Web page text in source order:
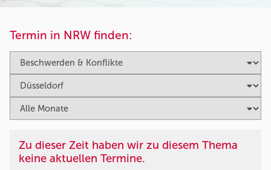
Termin in NRW finden:
Zu dieser Zeit haben wir zu diesem Thema
keine aktuellen Termine.